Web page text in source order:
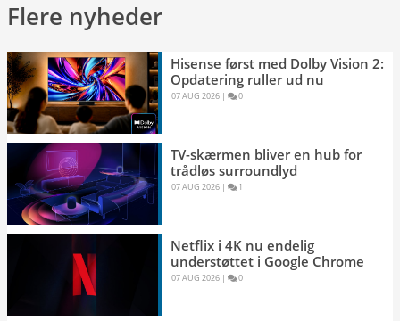
Flere nyheder
Hisense først med Dolby Vision 2:
Opdatering ruller ud nu
07 AUG 2026 | 0
TV-skærmen bliver en hub for
trådløs surroundlyd
07 AUG 2026 | 1
Netflix i 4K nu endelig
understøttet i Google Chrome
07 AUG 2026 | 0